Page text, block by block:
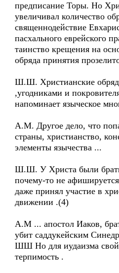
предписание Торы. Но
увеличивал количество
священнодействие
пасхального еврейского
таинство крещения на
обряда принятия
Ш.Ш. Христианские
,угодниками и
напоминает языческое
А.М. Другое дело, что
страны, христианство,
элементы язычества ...
Ш.Ш. У Христа были
почему-то не
даже принял участие в
движении .(4)
А.М ... апостол Иаков,
убит саддукейским
ШШ Но для иудаизма
терпимость .